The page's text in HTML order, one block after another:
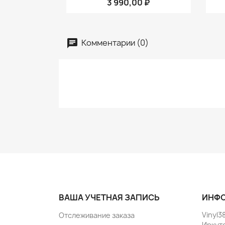
3 990,00 ₽
Комментарии (0)
ВАША УЧЕТНАЯ ЗАПИСЬ
Отслеживание заказа